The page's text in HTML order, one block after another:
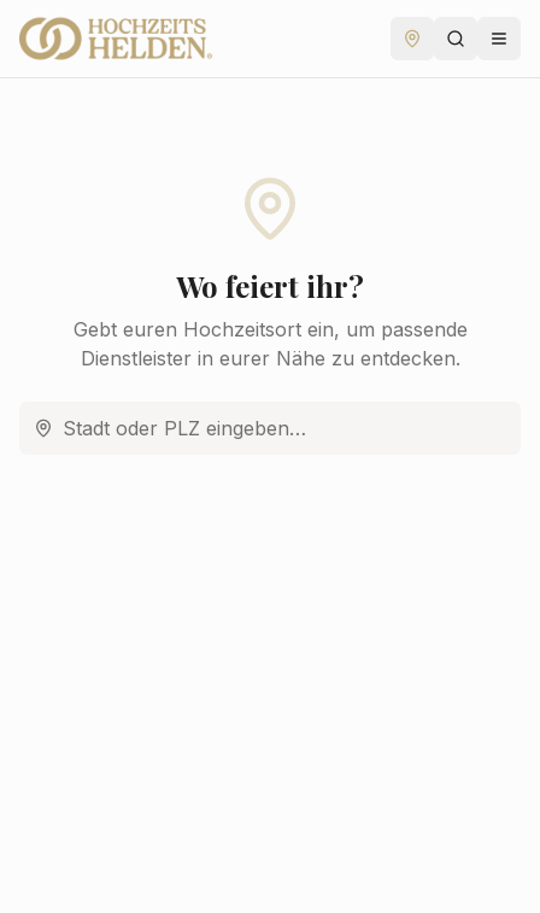
Wo feiert ihr?
Gebt euren Hochzeitsort ein, um passende
Dienstleister in eurer Nähe zu entdecken.